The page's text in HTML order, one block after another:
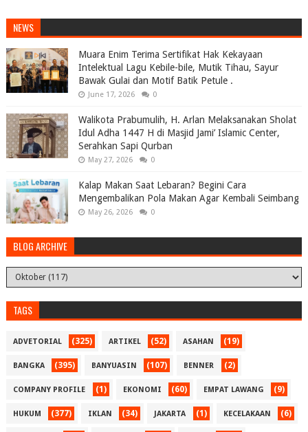
NEWS
Muara Enim Terima Sertifikat Hak Kekayaan
Intelektual Lagu Kebile-bile, Mutik Tihau, Sayur
Bawak Gulai dan Motif Batik Petule .
June 17, 2026 0
Walikota Prabumulih, H. Arlan Melaksanakan Sholat
Idul Adha 1447 H di Masjid Jami’ Islamic Center,
Serahkan Sapi Qurban
May 27, 2026 0
Kalap Makan Saat Lebaran? Begini Cara
Mengembalikan Pola Makan Agar Kembali Seimbang
May 26, 2026 0
BLOG ARCHIVE
TAGS
ADVETORIAL (325) ARTIKEL (52) ASAHAN (19)
BANGKA (395) BANYUASIN (107) BENNER (2)
COMPANY PROFILE (1) EKONOMI (60) EMPAT LAWANG (9)
HUKUM (377) IKLAN (34) JAKARTA (1) KECELAKAAN (6)